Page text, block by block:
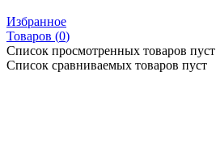
Избранное
Товаров (0)
Список просмотренных товаров пуст
Список сравниваемых товаров пуст